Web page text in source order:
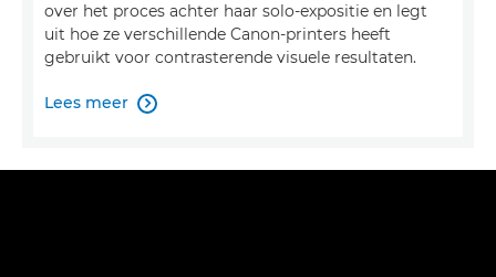
over het proces achter haar solo-expositie en legt
uit hoe ze verschillende Canon-printers heeft
gebruikt voor contrasterende visuele resultaten.
Lees meer 